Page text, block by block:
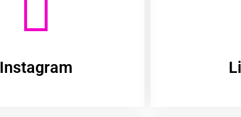
Instagram